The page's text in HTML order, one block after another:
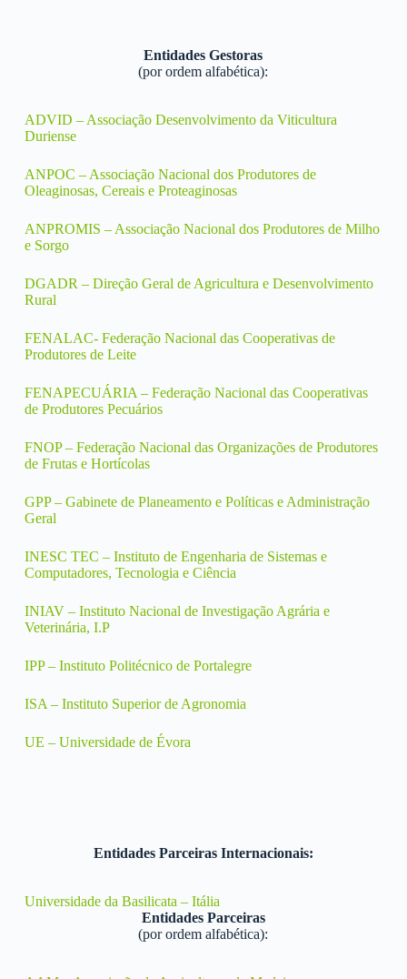
Entidades Gestoras
(por ordem alfabética):
ADVID – Associação Desenvolvimento da Viticultura
Duriense
ANPOC – Associação Nacional dos Produtores de
Oleaginosas, Cereais e Proteaginosas
ANPROMIS – Associação Nacional dos Produtores de Milho
e Sorgo
DGADR – Direção Geral de Agricultura e Desenvolvimento
Rural
FENALAC- Federação Nacional das Cooperativas de
Produtores de Leite
FENAPECUÁRIA – Federação Nacional das Cooperativas
de Produtores Pecuários
FNOP – Federação Nacional das Organizações de Produtores
de Frutas e Hortícolas
GPP – Gabinete de Planeamento e Políticas e Administração
Geral
INESC TEC – Instituto de Engenharia de Sistemas e
Computadores, Tecnologia e Ciência
INIAV – Instituto Nacional de Investigação Agrária e
Veterinária, I.P
IPP – Instituto Politécnico de Portalegre
ISA – Instituto Superior de Agronomia
UE – Universidade de Évora
Entidades Parceiras Internacionais:
Universidade da Basilicata – Itália
Entidades Parceiras
(por ordem alfabética):